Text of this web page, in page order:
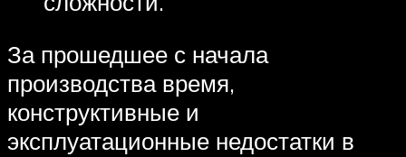
За прошедшее с начала
производства время,
конструктивные и
эксплуатационные недостатки в